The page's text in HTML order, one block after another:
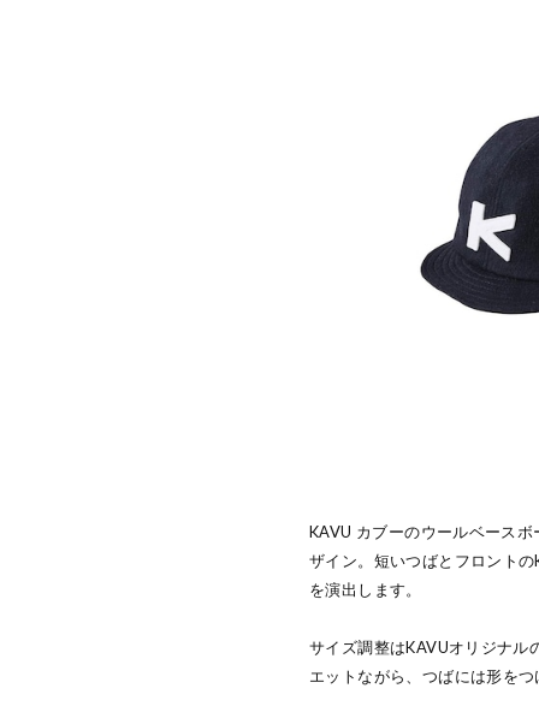
KAVU カブーのウールベース
ザイン。短いつばとフロント
を演出します。
サイズ調整はKAVUオリジナル
エットながら、つばには形を